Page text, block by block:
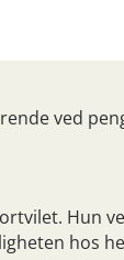
ved
Hun
hos